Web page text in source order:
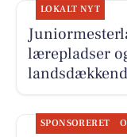
LOKALT NYT
lærepladser
SPONSORERET